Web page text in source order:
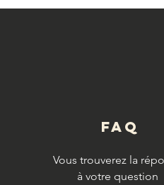
FAQ
Vous trouverez la
à votre question